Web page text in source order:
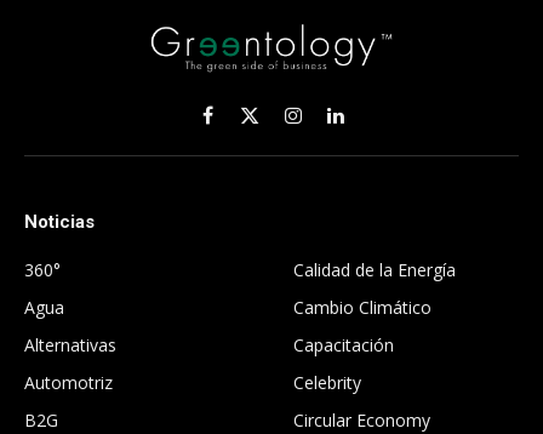
Facebook
X
(Twitter)
InstagramLinkedIn
Noticias
360°
Agua
Alternativas
Automotriz
B2G
Calidad de la Energía
Cambio Climático
Capacitación
Celebrity
Circular Economy